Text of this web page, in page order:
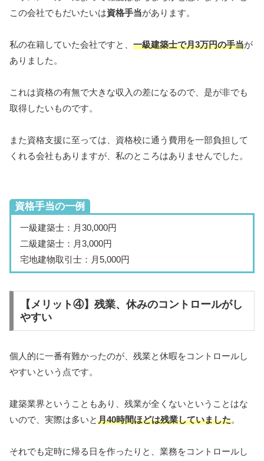
この会社でもだいたいは資格手当があります。
私の在籍していた会社ですと、 一級建築士で月3万円の手当が
ありました。
これは資格の有無で大きな収入の差になるので、是が非でも
取得したいものです。
また資格支援に至っては、資格校に通う費用を一部負担して
くれる会社もありますが、私のところはありませんでした。
資格手当の一例
一級建築士：月30,000円
二級建築士：月3,000円
宅地建物取引士：月5,000円
【メリット④】残業、休みのコントロールがし
やすい
個人的に一番有難かったのが、残業と休暇をコントロールし
やすいという点です。
建築業界ということもあり、残業が全くないということはな
いので、実際は多いと月40時間ほどは残業していました。
それでも定時に帰る日を作ったりと、業務をコントロールし